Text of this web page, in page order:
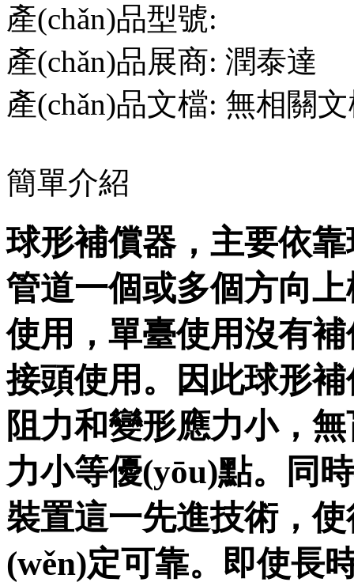
產(chǎn)品型號:
產(chǎn)品展商: 潤泰達
產(chǎn)品文檔: 無相關
簡單介紹
球形補償器，主要
管道一個或多個方向上
使用，單臺使用沒
接頭使用。因此球
阻力和變形應力小，
力小等優(yōu)點。
裝置這一先進技術，
(wěn)定可靠。即使長時